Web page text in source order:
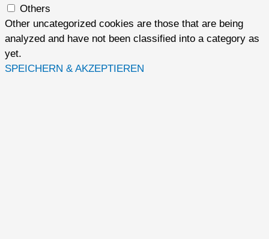
Others
Other uncategorized cookies are those that are being
analyzed and have not been classified into a category as
yet.
SPEICHERN & AKZEPTIEREN